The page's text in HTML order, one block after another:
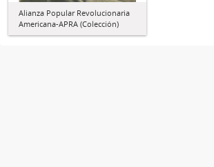
Alianza Popular Revolucionaria
Americana-APRA (Colección)